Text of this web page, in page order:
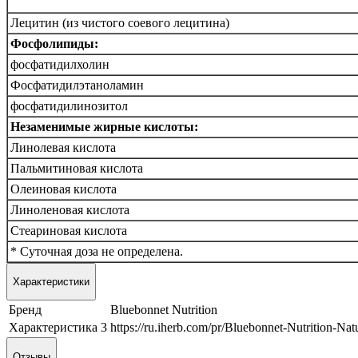
Лецитин (из чистого соевого лецитина)
Фосфолипиды:
фосфатидилхолин
Фосфатидилэтаноламин
фосфатидилинозитол
Незаменимые жирные кислоты:
Линолевая кислота
Пальмитиновая кислота
Олеиновая кислота
Линоленовая кислота
Стеариновая кислота
* Суточная доза не определена.
Характеристики
Бренд
Bluebonnet Nutrition
Характеристика 3 https://ru.iherb.com/pr/Bluebonnet-Nutrition-